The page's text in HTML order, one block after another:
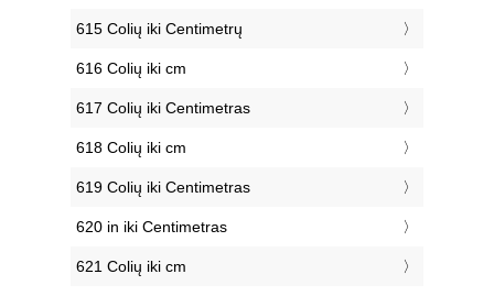
615 Colių iki Centimetrų
616 Colių iki cm
617 Colių iki Centimetras
618 Colių iki cm
619 Colių iki Centimetras
620 in iki Centimetras
621 Colių iki cm